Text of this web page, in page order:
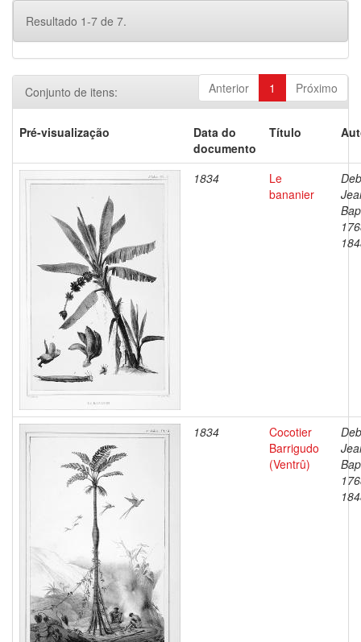
Resultado 1-7 de 7.
Anterior 1 Próximo
Conjunto de itens:
Pré-visualização
Data do
documento
Título
1834
Le
bananier
1834
Cocotier
Barrigudo
(Ventrû)